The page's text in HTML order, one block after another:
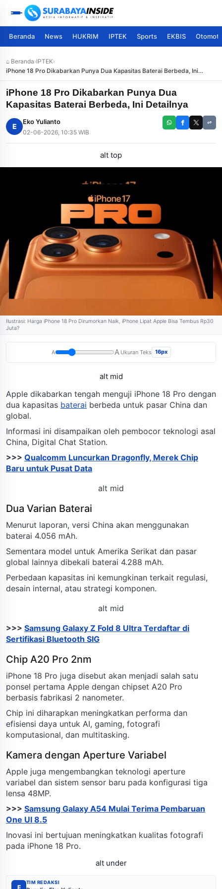
Beranda News HUKRIM IPTEK Sports EKBIS
⌂ Beranda›IPTEK›
iPhone 18 Pro Dikabarkan Punya Dua Kapasitas Baterai Berbeda, Ini
Detailnya
iPhone 18 Pro Dikabarkan Punya Dua
Kapasitas Baterai Berbeda, Ini Detailnya
E
Eko Yulianto
02-06-2026, 10:35 WIB
alt top
Ilustrasi: Harga iPhone 18 Pro Dirumorkan Naik, iPhone Lipat Apple Bisa Tembus Rp30
Juta?
A A Ukuran Teks 16px
alt mid
Apple dikabarkan tengah menguji iPhone 18 Pro dengan
dua kapasitas baterai berbeda untuk pasar China dan
global.
Informasi ini disampaikan oleh pembocor teknologi asal
China, Digital Chat Station.
>>> Qualcomm Luncurkan Dragonfly, Merek Chip
Baru untuk Pusat Data
alt mid
Dua Varian Baterai
Menurut laporan, versi China akan menggunakan
baterai 4.056 mAh.
Sementara model untuk Amerika Serikat dan pasar
global lainnya dibekali baterai 4.288 mAh.
Perbedaan kapasitas ini kemungkinan terkait regulasi,
desain internal, atau strategi komponen.
alt mid
>>> Samsung Galaxy Z Fold 8 Ultra Terdaftar di
Sertifikasi Bluetooth SIG
Chip A20 Pro 2nm
iPhone 18 Pro juga disebut akan menjadi salah satu
ponsel pertama Apple dengan chipset A20 Pro
berbasis fabrikasi 2 nanometer.
Chip ini diharapkan meningkatkan performa dan
efisiensi daya untuk AI, gaming, fotografi
komputasional, dan multitasking.
Kamera dengan Aperture Variabel
Apple juga mengembangkan teknologi aperture
variabel dan sistem sensor baru pada konfigurasi tiga
lensa 48MP.
>>> Samsung Galaxy A54 Mulai Terima Pembaruan
One UI 8.5
Inovasi ini bertujuan meningkatkan kualitas fotografi
pada iPhone 18 Pro.
alt under
E
TIM REDAKSI